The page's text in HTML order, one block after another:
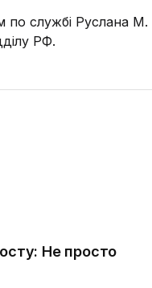
службі Руслана М.
РФ.
Не просто